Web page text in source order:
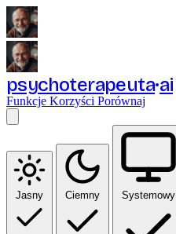
psychoterapeuta ai
Funkcje Korzyści Porównaj
Jasny Ciemny Systemowy